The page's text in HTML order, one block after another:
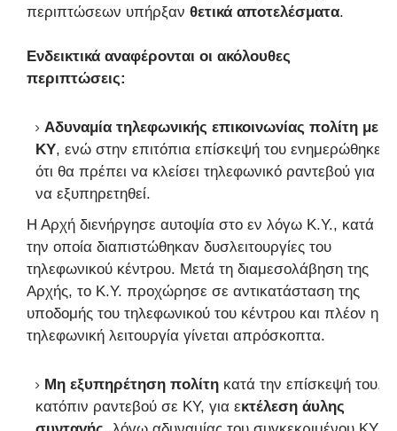
περιπτώσεων υπήρξαν θετικά αποτελέσματα.
Ενδεικτικά αναφέρονται οι ακόλουθες
περιπτώσεις:
Αδυναμία τηλεφωνικής επικοινωνίας πολίτη με
ΚΥ, ενώ στην επιτόπια επίσκεψή του ενημερώθηκε
ότι θα πρέπει να κλείσει τηλεφωνικό ραντεβού για
να εξυπηρετηθεί.
Η Αρχή διενήργησε αυτοψία στο εν λόγω Κ.Υ., κατά
την οποία διαπιστώθηκαν δυσλειτουργίες του
τηλεφωνικού κέντρου. Μετά τη διαμεσολάβηση της
Αρχής, το Κ.Υ. προχώρησε σε αντικατάσταση της
υποδομής του τηλεφωνικού του κέντρου και πλέον η
τηλεφωνική λειτουργία γίνεται απρόσκοπτα.
Μη εξυπηρέτηση πολίτη κατά την επίσκεψή του,
κατόπιν ραντεβού σε ΚΥ, για εκτέλεση άυλης